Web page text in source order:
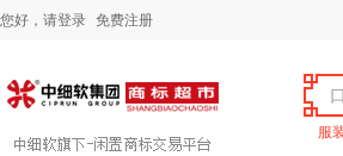
您好， 请登录 免费注册
服